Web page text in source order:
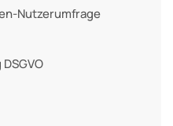
Nutzerumfrage